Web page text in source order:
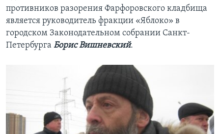
противников разорения Фарфоровского кладбища
является руководитель фракции «Яблоко» в
городском Законодательном собрании Санкт-
Петербурга Борис Вишневский.